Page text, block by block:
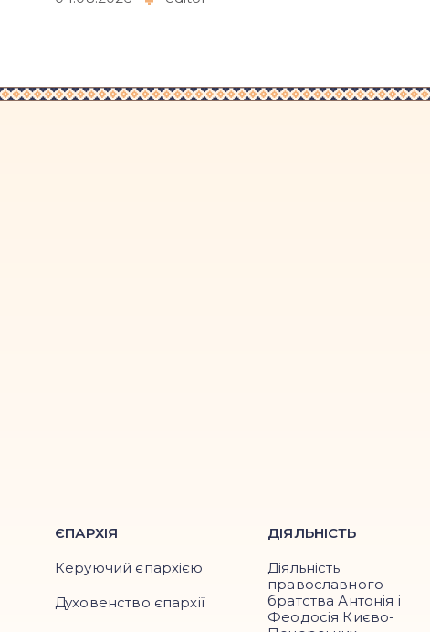
ЄПАРХІЯ
Керуючий єпархією
Духовенство єпархії
ДІЯЛЬНІСТЬ
Діяльність
православного
братства Антонія і
Феодосія Києво-